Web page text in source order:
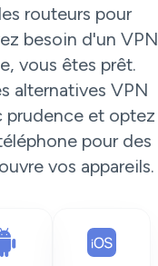
routeurs pour
besoin d'un VPN
vous êtes prêt.
alternatives VPN
prudence et optez
pour des
vos appareils.